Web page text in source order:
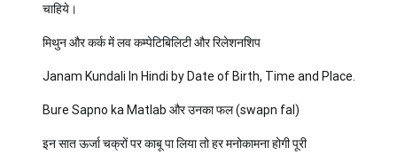
चाहिये।
मिथुन और कर्क में लव कम्पेटिबिलिटी और रिलेशनशिप
Janam Kundali In Hindi by Date of Birth, Time and Place.
Bure Sapno ka Matlab और उनका फल (swapn fal)
इन सात ऊर्जा चक्रों पर काबू पा लिया तो हर मनोकामना होगी पूरी